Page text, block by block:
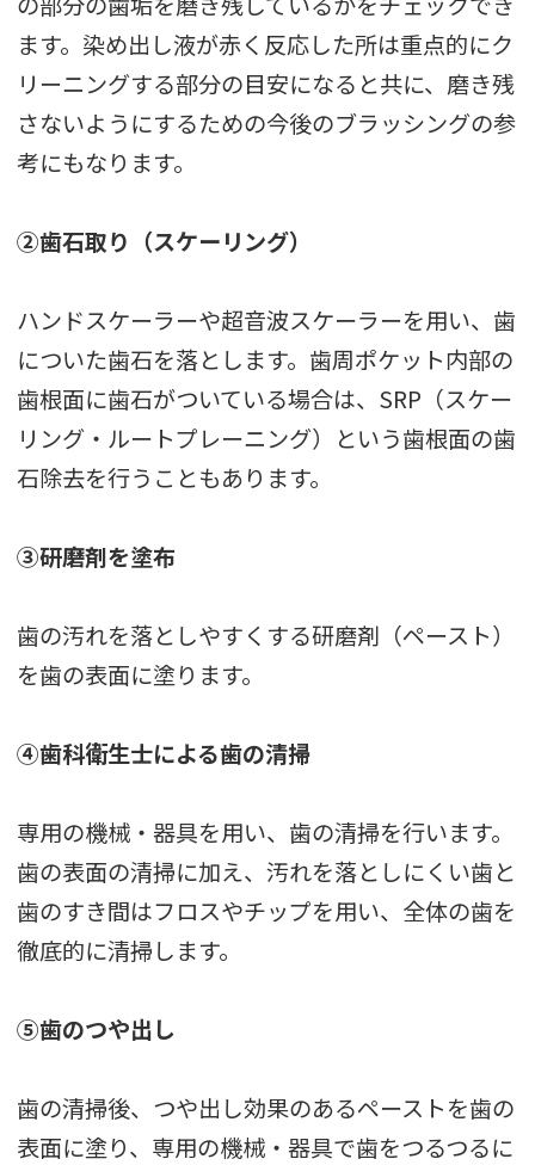
ます。染め出し液が赤く反応した所は重点的にク
リーニングする部分の目安になると共に、磨き残
さないようにするための今後のブラッシングの参
考にもなります。
②歯石取り（スケーリング）
ハンドスケーラーや超音波スケーラーを用い、歯
についた歯石を落とします。歯周ポケット内部の
歯根面に歯石がついている場合は、SRP（スケー
リング・ルートプレーニング）という歯根面の歯
石除去を行うこともあります。
③研磨剤を塗布
歯の汚れを落としやすくする研磨剤（ペースト）
を歯の表面に塗ります。
④歯科衛生士による歯の清掃
専用の機械・器具を用い、歯の清掃を行います。
歯の表面の清掃に加え、汚れを落としにくい歯と
歯のすき間はフロスやチップを用い、全体の歯を
徹底的に清掃します。
⑤歯のつや出し
歯の清掃後、つや出し効果のあるペーストを歯の
表面に塗り、専用の機械・器具で歯をつるつるに